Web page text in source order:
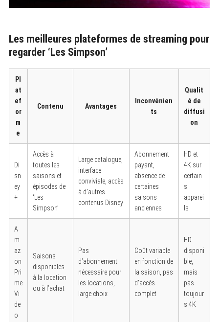
Les meilleures plateformes de streaming pour
regarder ‘Les Simpson’
Pl
at
ef
or
m
e
Contenu Avantages
Inconvénien
ts
Qualit
é de
diffusi
on
Di
sn
ey
+
Accès à
toutes les
saisons et
épisodes de
‘Les
Simpson’
Large catalogue,
interface
conviviale, accès
à d’autres
contenus Disney
Abonnement
payant,
absence de
certaines
saisons
anciennes
HD et
4K sur
certain
s
apparei
ls
A
m
az
on
Pri
me
Vi
de
o
Saisons
disponibles
à la location
ou à l’achat
Pas
d’abonnement
nécessaire pour
les locations,
large choix
Coût variable
en fonction de
la saison, pas
d’accès
complet
HD
disponi
ble,
mais
pas
toujour
s 4K